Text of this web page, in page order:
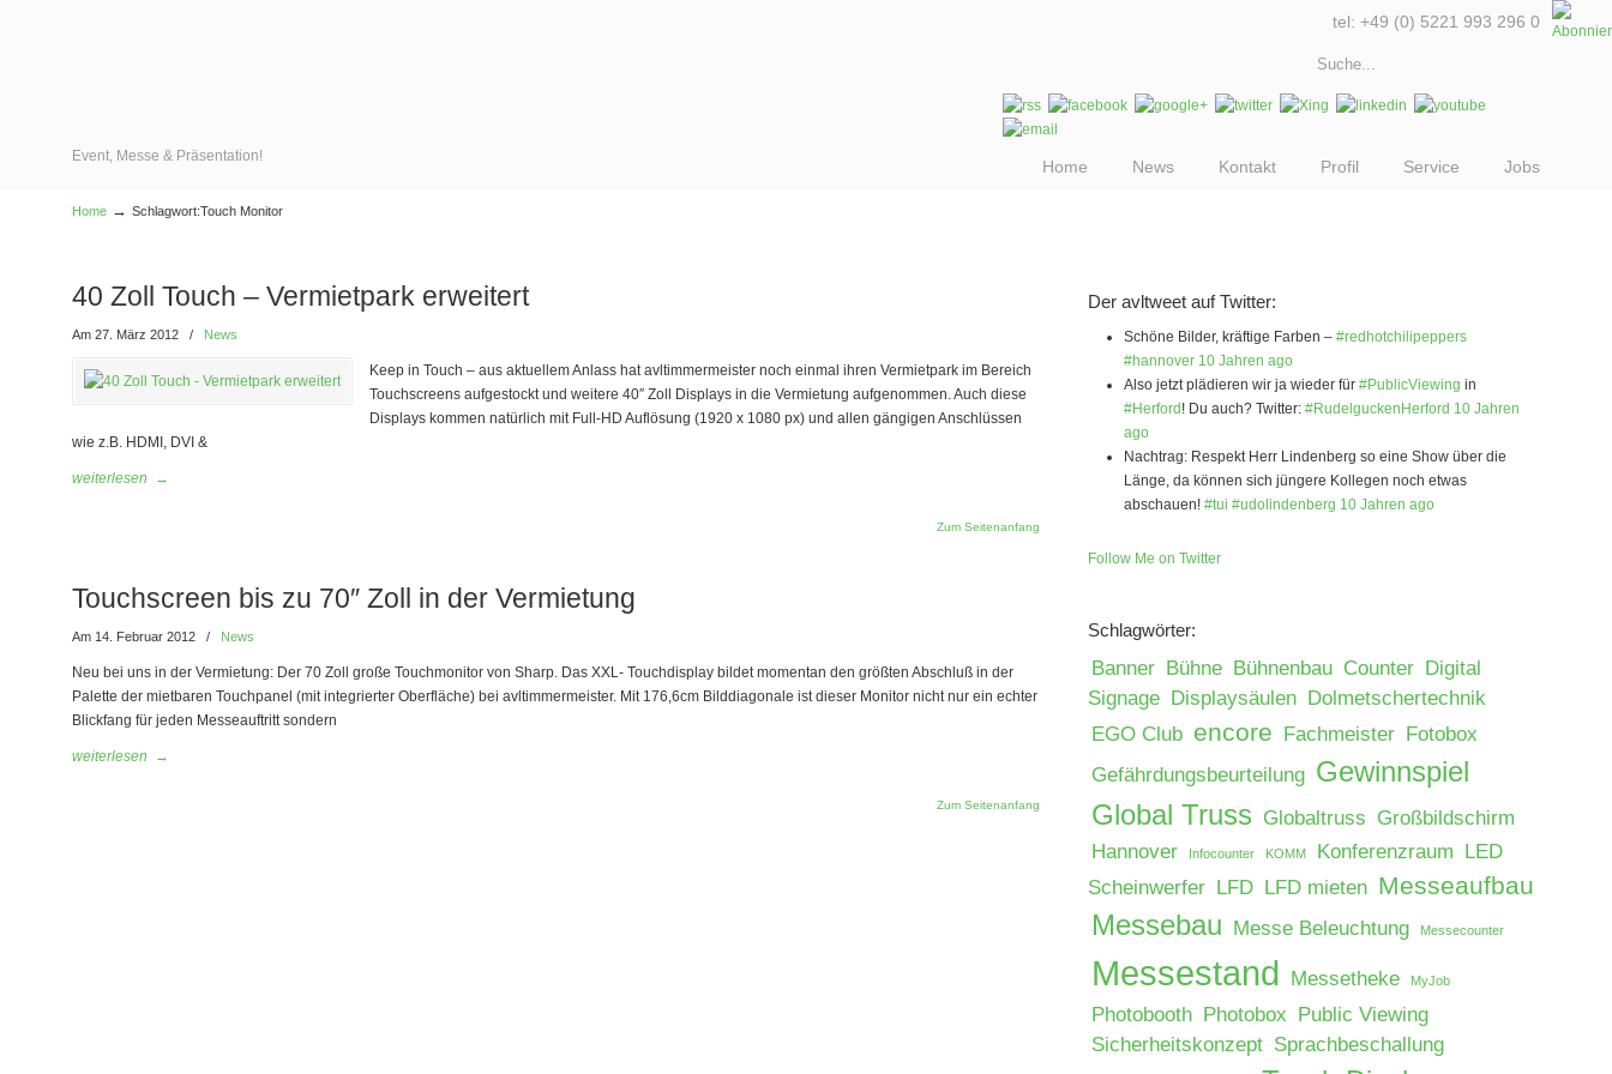
Event, Messe & Präsentation!
tel: +49 (0) 5221 993 296 0
Home News Kontakt Profil Service Jobs
Home →Schlagwort:Touch Monitor
40 Zoll Touch – Vermietpark erweitert
Am 27. März 2012 / News
Keep in Touch – aus aktuellem Anlass hat avltimmermeister noch einmal ihren Vermietpark im Bereich
Touchscreens aufgestockt und weitere 40″ Zoll Displays in die Vermietung aufgenommen. Auch diese
Displays kommen natürlich mit Full-HD Auflösung (1920 x 1080 px) und allen gängigen Anschlüssen
wie z.B. HDMI, DVI &
weiterlesen →
Zum Seitenanfang
Touchscreen bis zu 70″ Zoll in der Vermietung
Am 14. Februar 2012 / News
Neu bei uns in der Vermietung: Der 70 Zoll große Touchmonitor von Sharp. Das XXL- Touchdisplay bildet momentan den größten Abschluß in der
Palette der mietbaren Touchpanel (mit integrierter Oberfläche) bei avltimmermeister. Mit 176,6cm Bilddiagonale ist dieser Monitor nicht nur ein echter
Blickfang für jeden Messeauftritt sondern
weiterlesen →
Zum Seitenanfang
Der avltweet auf Twitter:
Schöne Bilder, kräftige Farben – #redhotchilipeppers
#hannover 10 Jahren ago
Also jetzt plädieren wir ja wieder für #PublicViewing in
#Herford ! Du auch? Twitter: #RudelguckenHerford 10 Jahren
ago
Nachtrag: Respekt Herr Lindenberg so eine Show über die
Länge, da können sich jüngere Kollegen noch etwas
abschauen! #tui #udolindenberg 10 Jahren ago
Follow Me on Twitter
Schlagwörter:
Banner Bühne Bühnenbau Counter Digital
Signage Displaysäulen Dolmetschertechnik
EGO Club encore Fachmeister Fotobox
Gefährdungsbeurteilung Gewinnspiel
Global Truss Globaltruss Großbildschirm
Hannover
Infocounter KOMM Konferenzraum LED
Scheinwerfer LFD LFD mieten Messeaufbau
Messebau Messe Beleuchtung Messecounter
Messestand Messetheke MyJob
Photobooth Photobox Public Viewing
Sicherheitskonzept Sprachbeschallung